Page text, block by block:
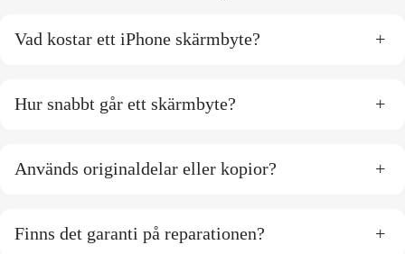
Vad kostar ett iPhone skärmbyte? +
Hur snabbt går ett skärmbyte? +
Används originaldelar eller kopior? +
Finns det garanti på reparationen? +